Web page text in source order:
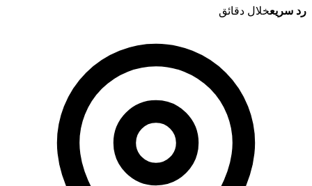
رد سريعخلال دقائق